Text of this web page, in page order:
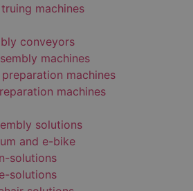
machines
conveyors
machines
preparation machines
machines
solutions
and e-bike
solutions
solutions